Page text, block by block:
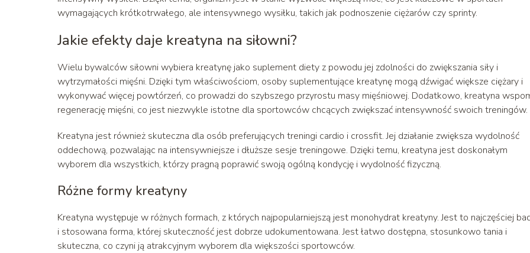
wymagających krótkotrwałego, ale intensywnego wysiłku, takich jak podnoszenie ciężarów czy sprinty.
Jakie efekty daje kreatyna na siłowni?
Wielu bywalców siłowni wybiera kreatynę jako suplement diety z powodu jej zdolności do zwiększania siły i
wytrzymałości mięśni. Dzięki tym właściwościom, osoby suplementujące kreatynę mogą dźwigać większe ciężary i
wykonywać więcej powtórzeń, co prowadzi do szybszego przyrostu masy mięśniowej. Dodatkowo, kreatyna
regenerację mięśni, co jest niezwykle istotne dla sportowców chcących zwiększać intensywność swoich treningów.
Kreatyna jest również skuteczna dla osób preferujących treningi cardio i crossfit. Jej działanie zwiększa wydolność
oddechową, pozwalając na intensywniejsze i dłuższe sesje treningowe. Dzięki temu, kreatyna jest doskonałym
wyborem dla wszystkich, którzy pragną poprawić swoją ogólną kondycję i wydolność fizyczną.
Różne formy kreatyny
Kreatyna występuje w różnych formach, z których najpopularniejszą jest monohydrat kreatyny. Jest to najczęściej
i stosowana forma, której skuteczność jest dobrze udokumentowana. Jest łatwo dostępna, stosunkowo tania i
skuteczna, co czyni ją atrakcyjnym wyborem dla większości sportowców.